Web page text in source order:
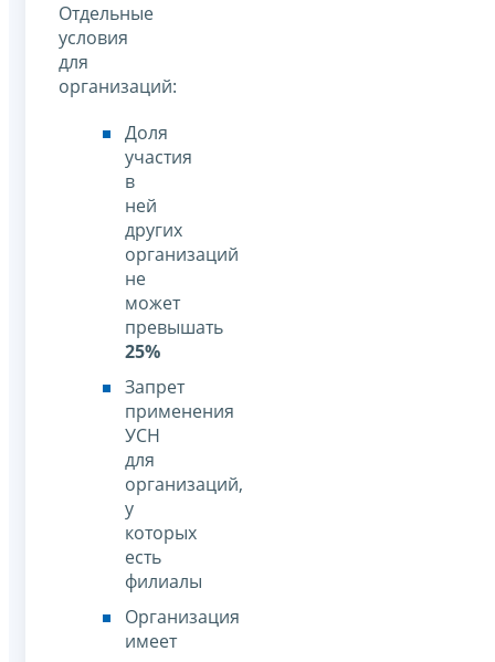
Отдельные
условия
для
организаций:
Доля
участия
в
ней
других
организаций
не
может
превышать
25%
Запрет
применения
УСН
для
организаций,
у
которых
есть
филиалы
Организация
имеет